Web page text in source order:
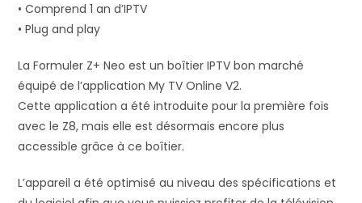
• Comprend 1 an d’IPTV
• Plug and play
La Formuler Z+ Neo est un boîtier IPTV bon marché
équipé de l’application My TV Online V2.
Cette application a été introduite pour la première fois
avec le Z8, mais elle est désormais encore plus
accessible grâce à ce boîtier.
L’appareil a été optimisé au niveau des spécifications et